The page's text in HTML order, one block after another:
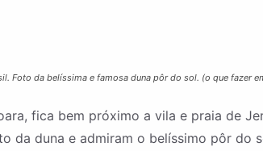
Foto da belíssima e famosa duna pôr do sol. (o que fazer
fica bem próximo a vila e praia de
da duna e admiram o belíssimo pôr do